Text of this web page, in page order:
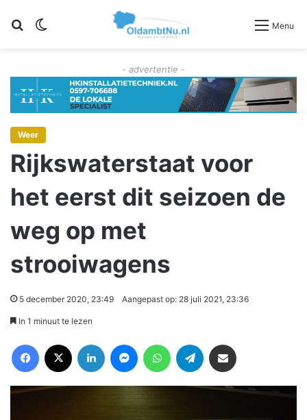
Zoeken Menu
- advertentie -
Weer
Rijkswaterstaat voor
het eerst dit seizoen de
weg op met
strooiwagens
5 december 2020, 23:49 Aangepast op: 28 juli 2021, 23:36
In 1 minuut te lezen